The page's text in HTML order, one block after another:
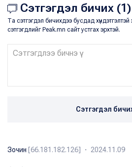
Сэтгэгдэл бичих (1)
Та сэтгэгдэл бичихдээ бусдад
сэтгэгдлийг Peak.mn сайт устгах эрхтэй.
Сэтгэгдэл
Зочин [66.181.182.126] ・ 2024.11.09